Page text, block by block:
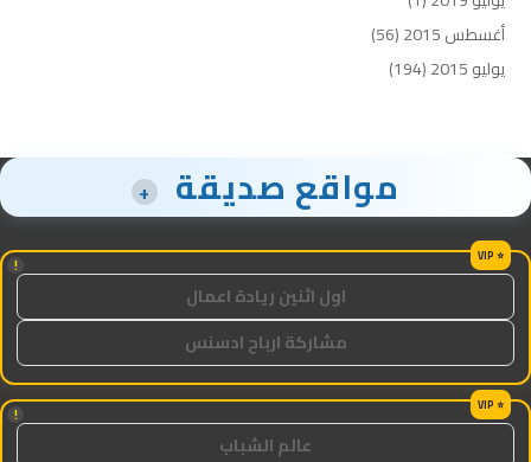
أغسطس 2015
(56)
يوليو 2015
(194)
مواقع صديقة +
!
اول اثنين ريادة اعمال
مشاركة ارباح ادسنس
!
عالم الشباب